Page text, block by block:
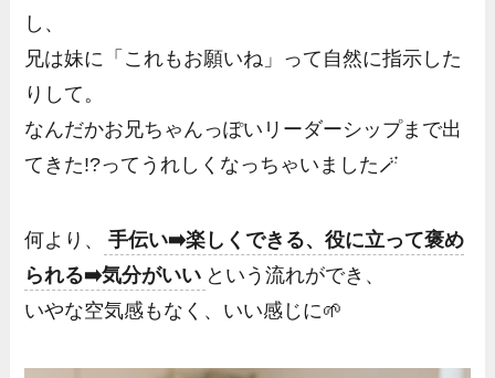
し、
兄は妹に「これもお願いね」って自然に指示した
りして。
なんだかお兄ちゃんっぽいリーダーシップまで出
てきた!?ってうれしくなっちゃいました🪄
何より、
手伝い➡️楽しくできる、役に立って褒め
られる➡️気分がいい という流れができ、
いやな空気感もなく、いい感じに🌱